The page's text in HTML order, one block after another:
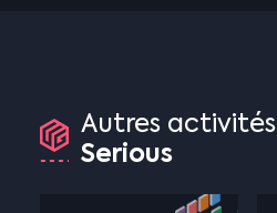
Autres activités
Serious